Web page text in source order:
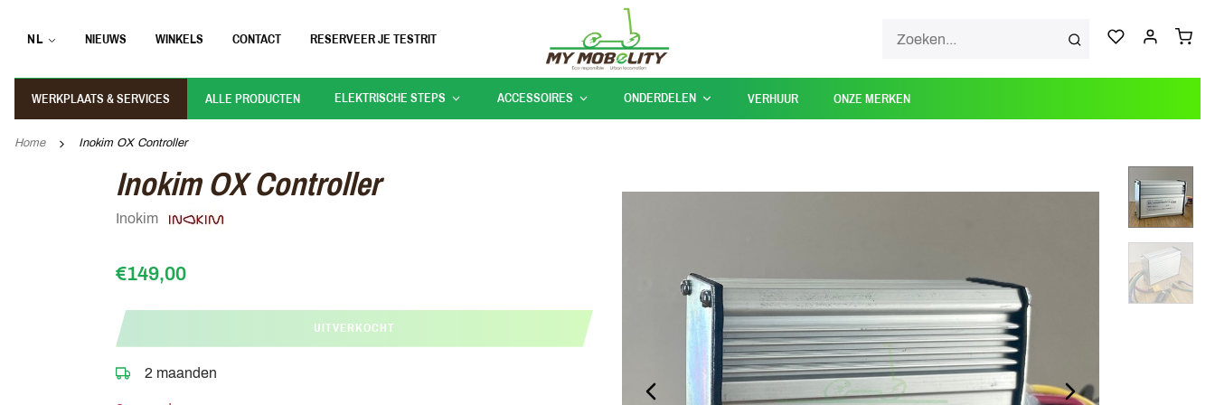
NL NIEUWS WINKELS CONTACT RESERVEER JE TESTRIT
WERKPLAATS & SERVICES ALLE PRODUCTEN ELEKTRISCHE STEPS ACCESSOIRES ONDERDELEN VERHUUR ONZE MERKEN
Home Inokim OX Controller
Inokim OX Controller
Inokim
€149,00
UITVERKOCHT
2 maanden
PREVIOUS_SLIDE NEXT_SLIDE